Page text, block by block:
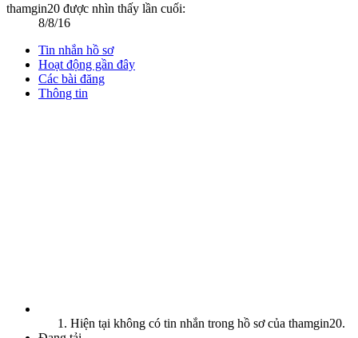
thamgin20 được nhìn thấy lần cuối:
8/8/16
Tin nhắn hồ sơ
Hoạt động gần đây
Các bài đăng
Thông tin
Hiện tại không có tin nhắn trong hồ sơ của thamgin20.